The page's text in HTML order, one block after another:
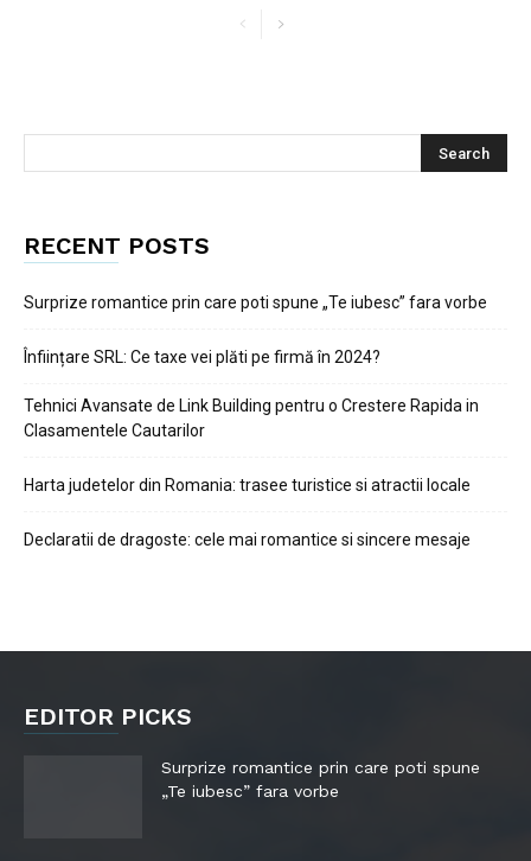
RECENT POSTS
Surprize romantice prin care poti spune „Te iubesc” fara vorbe
Înființare SRL: Ce taxe vei plăti pe firmă în 2024?
Tehnici Avansate de Link Building pentru o Crestere Rapida in
Clasamentele Cautarilor
Harta judetelor din Romania: trasee turistice si atractii locale
Declaratii de dragoste: cele mai romantice si sincere mesaje
EDITOR PICKS
Surprize romantice prin care poti spune
„Te iubesc” fara vorbe